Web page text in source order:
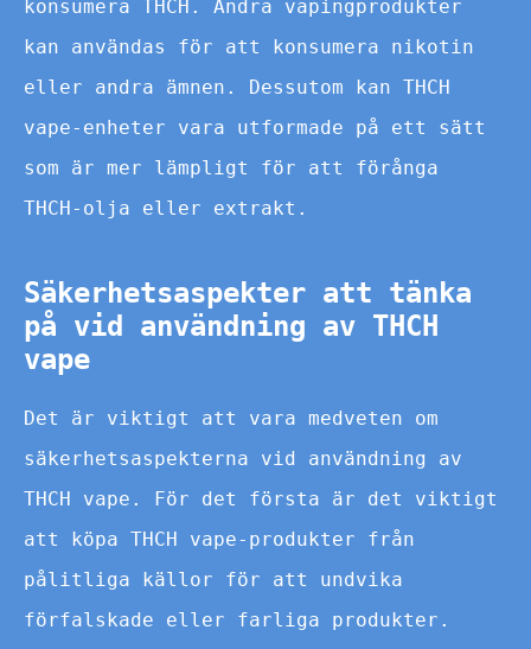
konsumera THCH. Andra vapingprodukter
kan användas för att konsumera nikotin
eller andra ämnen. Dessutom kan THCH
vape-enheter vara utformade på ett sätt
som är mer lämpligt för att förånga
THCH-olja eller extrakt.
Säkerhetsaspekter att tänka
på vid användning av THCH
vape
Det är viktigt att vara medveten om
säkerhetsaspekterna vid användning av
THCH vape. För det första är det viktigt
att köpa THCH vape-produkter från
pålitliga källor för att undvika
förfalskade eller farliga produkter.